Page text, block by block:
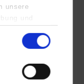
unsere
und
bereitgestellt
Nutzung